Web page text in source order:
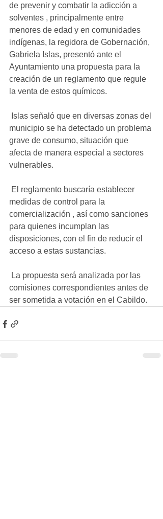
de prevenir y combatir la adicción a
solventes , principalmente entre
menores de edad y en comunidades
indígenas, la regidora de Gobernación,
Gabriela Islas, presentó ante el
Ayuntamiento una propuesta para la
creación de un reglamento que regule
la venta de estos químicos.
municipio se ha detectado un problema
grave de consumo, situación que
afecta de manera especial a sectores
vulnerables.
medidas de control para la
comercialización , así como sanciones
para quienes incumplan las
disposiciones, con el fin de reducir el
acceso a estas sustancias.
comisiones correspondientes antes de
ser sometida a votación en el Cabildo.